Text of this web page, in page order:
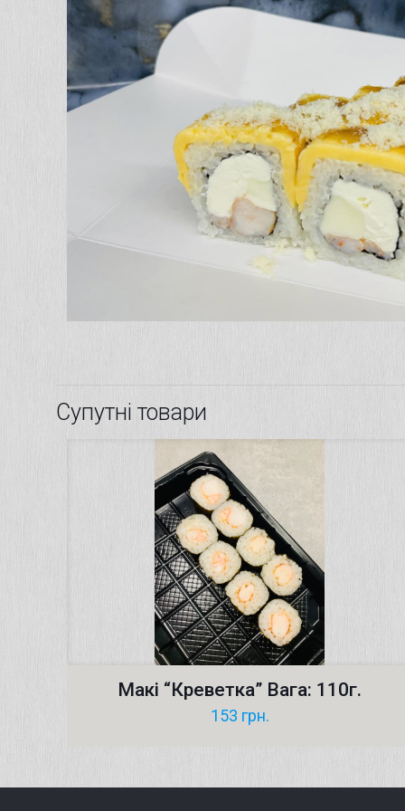
Супутні товари
Макі “Креветка” Вага: 110г.
153 грн.